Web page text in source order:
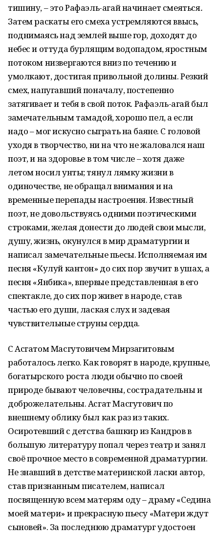
тишину, – это Рафаэль-агай начинает смеяться.
Затем раскаты его смеха устремляются ввысь,
поднимаясь над землей выше гор, доходят до
небес и оттуда бурлящим водопадом, яростным
потоком низвергаются вниз по течению и
умолкают, достигая привольной долины. Резкий
смех, напугавший поначалу, постепенно
затягивает и тебя в свой поток. Рафаэль-агай был
замечательным тамадой, хорошо пел, а если
надо – мог искусно сыграть на баяне. С головой
уходя в творчество, ни на что не жаловался наш
поэт, и на здоровье в том числе – хотя даже
летом носил унты; тянул лямку жизни в
одиночестве, не обращал внимания и на
временные перепады настроения. Известный
поэт, не довольствуясь одними поэтическими
строками, желая донести до людей свои мысли,
душу, жизнь, окунулся в мир драматургии и
написал замечательные пьесы. Исполняемая им
песня «Кулуй кантон» до сих пор звучит в ушах, а
песня «Янбика», впервые представленная в его
спектакле, до сих пор живет в народе, став
частью его души, лаская слух и задевая
чувствительные струны сердца.
С Асгатом Масгутовичем Мирзагитовым
работалось легко. Как говорят в народе, крупные,
богатырского роста люди обычно по своей
природе бывают человечны, сострадательны и
доброжелательны. Асгат Масгутович по
внешнему облику был как раз из таких.
Осиротевший с детства башкир из Кандров в
большую литературу попал через театр и занял
своё прочное место в современной драматургии.
Не знавший в детстве материнской ласки автор,
став признанным писателем, написал
посвященную всем матерям оду – драму «Седина
моей матери» и прекрасную пьесу «Матери ждут
сыновей». За последнюю драматург удостоен